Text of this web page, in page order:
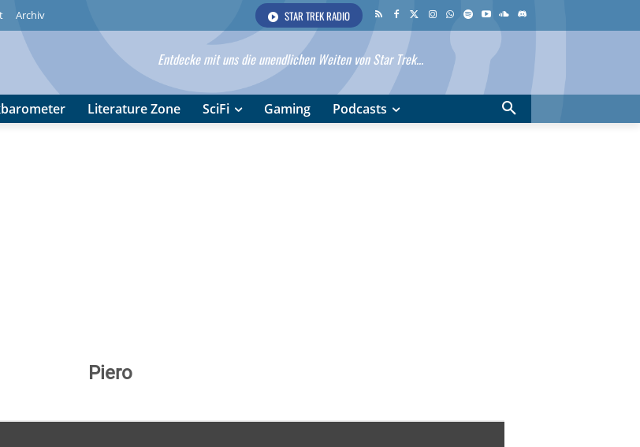
Archiv STAR TREK RADIO
Entdecke mit uns die unendlichen Weiten von Star Trek...
Literature Zone SciFi Gaming Podcasts
Piero